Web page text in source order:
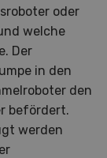
oder
welche
Der
in den
den
befördert.
werden